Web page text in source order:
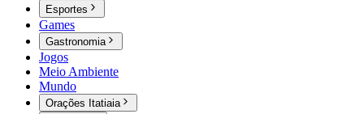
Esportes
Games
Gastronomia
Jogos
Meio Ambiente
Mundo
Orações Itatiaia